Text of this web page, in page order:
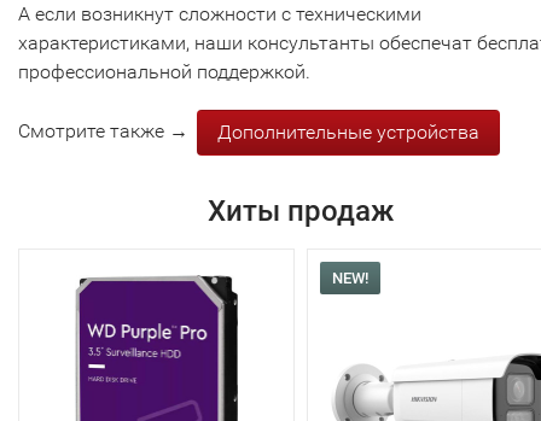
А если возникнут сложности с техническими
характеристиками, наши консультанты обеспечат
профессиональной поддержкой.
Смотрите также → Дополнительные устройства
Хиты продаж
NEW!